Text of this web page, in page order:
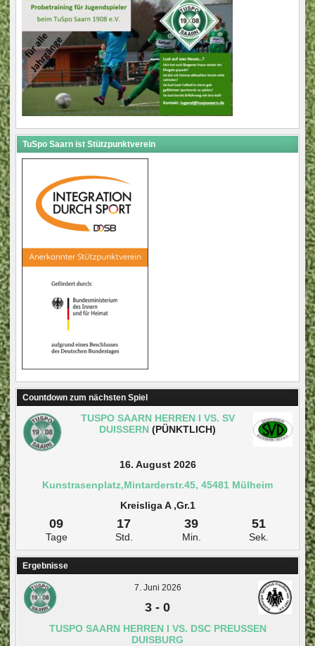
TuSpo Saarn ist Stützpunktverein
Countdown zum nächsten Spiel
TUSPO SAARN HERREN I VS. SV
DUISSERN (PÜNKTLICH)
16. August 2026
Kunstrasenplatz,Mintarderstr.45, 45481 Mülheim
Kreisliga A ,Gr.1
09
Tage
17
Std.
39
Min.
50
Sek.
Ergebnisse
7. Juni 2026
3 - 0
TUSPO SAARN HERREN I VS. DSC PREUSSEN D
UISBURG